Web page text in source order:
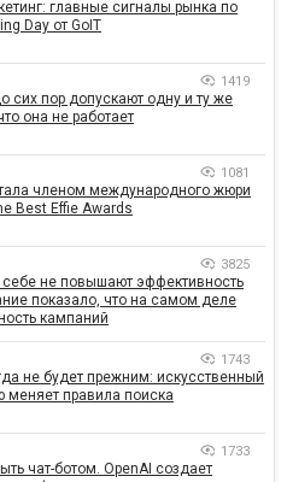
главные сигналы рынка по
Day от GoIT
1419
сих пор допускают одну и ту же
она не работает
1081
членом международного жюри
Best Effie Awards
3825
не повышают эффективность
показало, что на самом деле
кампаний
1743
не будет прежним: искусственный
меняет правила поиска
1733
чат-ботом. OpenAI создает